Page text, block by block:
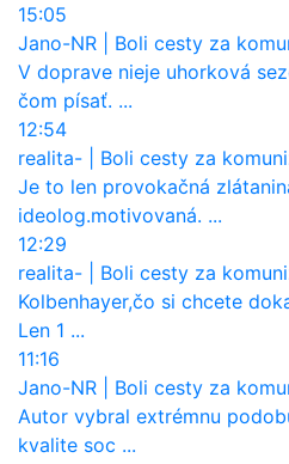
15:05
Jano-NR
Boli cesty za
V doprave nieje uhorková
čom písať. ...
12:54
realita-
Boli cesty za komunizmu
Je to len provokačná
ideolog.motivovaná. ...
12:29
realita-
Boli cesty za komunizmu
Kolbenhayer,čo si chcete
Len 1 ...
11:16
Jano-NR
Boli cesty za
Autor vybral extrémnu
kvalite soc ...